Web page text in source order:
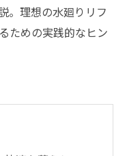
。理想の水廻りリフ
ための実践的なヒン